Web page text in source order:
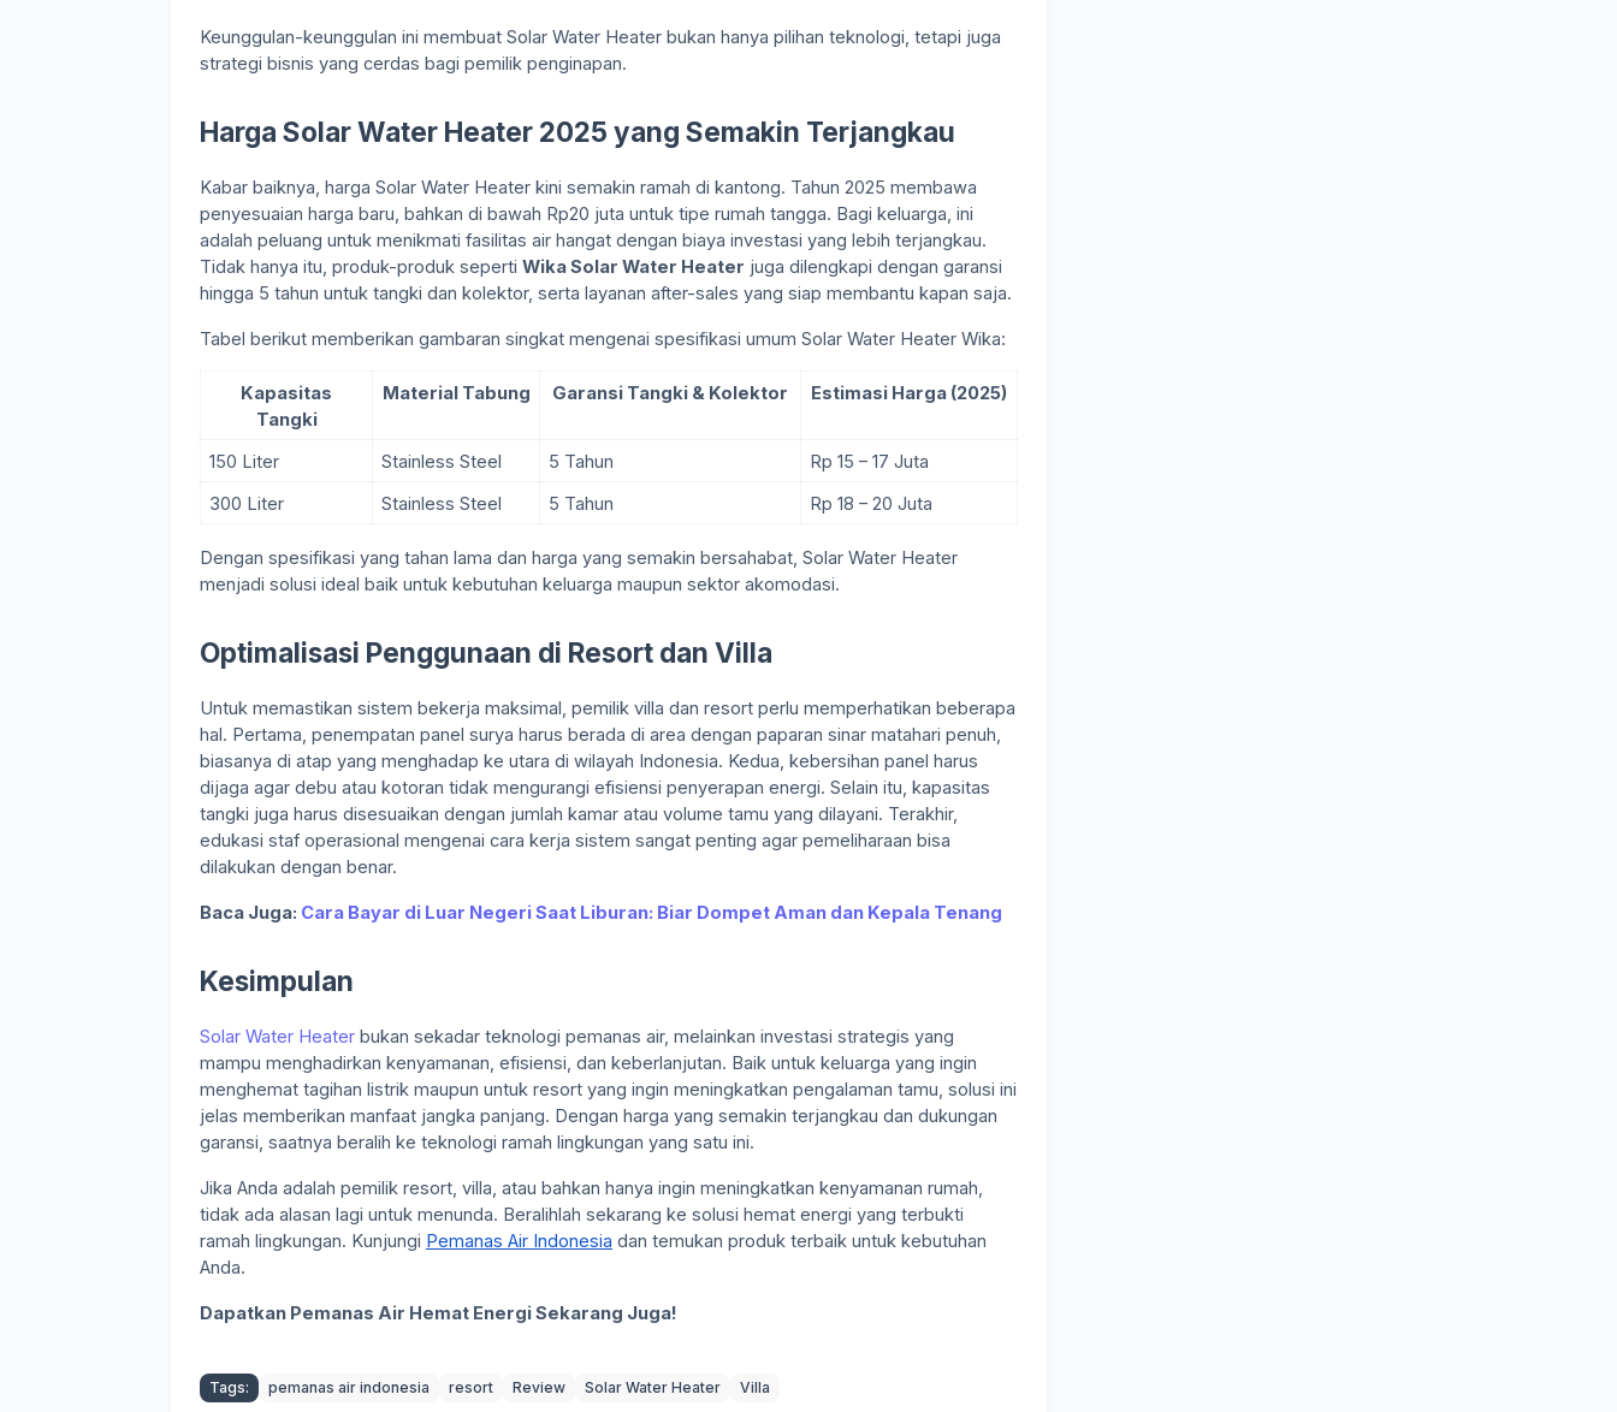
Keunggulan-keunggulan ini membuat Solar Water Heater bukan hanya pilihan teknologi, tetapi juga
strategi bisnis yang cerdas bagi pemilik penginapan.
Harga Solar Water Heater 2025 yang Semakin Terjangkau
Kabar baiknya, harga Solar Water Heater kini semakin ramah di kantong. Tahun 2025 membawa
penyesuaian harga baru, bahkan di bawah Rp20 juta untuk tipe rumah tangga. Bagi keluarga, ini
adalah peluang untuk menikmati fasilitas air hangat dengan biaya investasi yang lebih terjangkau.
Tidak hanya itu, produk-produk seperti Wika Solar Water Heater juga dilengkapi dengan garansi
hingga 5 tahun untuk tangki dan kolektor, serta layanan after-sales yang siap membantu kapan saja.
Tabel berikut memberikan gambaran singkat mengenai spesifikasi umum Solar Water Heater Wika:
Kapasitas
Tangki
Material Tabung Garansi Tangki & Kolektor Estimasi Harga (2025)
150 Liter Stainless Steel 5 Tahun
Rp 15 – 17 Juta
300 Liter
Stainless Steel 5 Tahun Rp 18 – 20 Juta
Dengan spesifikasi yang tahan lama dan harga yang semakin bersahabat, Solar Water Heater
menjadi solusi ideal baik untuk kebutuhan keluarga maupun sektor akomodasi.
Optimalisasi Penggunaan di Resort dan Villa
Untuk memastikan sistem bekerja maksimal, pemilik villa dan resort perlu memperhatikan beberapa
hal. Pertama, penempatan panel surya harus berada di area dengan paparan sinar matahari penuh,
biasanya di atap yang menghadap ke utara di wilayah Indonesia. Kedua, kebersihan panel harus
dijaga agar debu atau kotoran tidak mengurangi efisiensi penyerapan energi. Selain itu, kapasitas
tangki juga harus disesuaikan dengan jumlah kamar atau volume tamu yang dilayani. Terakhir,
edukasi staf operasional mengenai cara kerja sistem sangat penting agar pemeliharaan bisa
dilakukan dengan benar.
Baca Juga: Cara Bayar di Luar Negeri Saat Liburan: Biar Dompet Aman dan Kepala Tenang
Kesimpulan
Solar Water Heater bukan sekadar teknologi pemanas air, melainkan investasi strategis yang
mampu menghadirkan kenyamanan, efisiensi, dan keberlanjutan. Baik untuk keluarga yang ingin
menghemat tagihan listrik maupun untuk resort yang ingin meningkatkan pengalaman tamu, solusi ini
jelas memberikan manfaat jangka panjang. Dengan harga yang semakin terjangkau dan dukungan
garansi, saatnya beralih ke teknologi ramah lingkungan yang satu ini.
Jika Anda adalah pemilik resort, villa, atau bahkan hanya ingin meningkatkan kenyamanan rumah,
tidak ada alasan lagi untuk menunda. Beralihlah sekarang ke solusi hemat energi yang terbukti
ramah lingkungan. Kunjungi Pemanas Air Indonesia dan temukan produk terbaik untuk kebutuhan
Anda.
Dapatkan Pemanas Air Hemat Energi Sekarang Juga!
Tags: pemanas air indonesia resort Review Solar Water Heater Villa